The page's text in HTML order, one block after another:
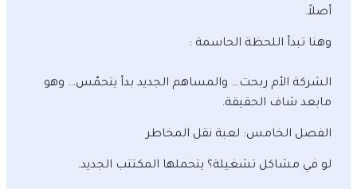
أصلاً.
وهنا تبدأ اللحظة الحاسمة :
الشركة الأم ربحت… والمساهم الجديد بدأ يتحمّس… وهو
مابعد شاف الحقيقة.
الفصل الخامس: لعبة نقل المخاطر
لو في مشاكل تشغيلة؟ يتحملها المكتتب الجديد.